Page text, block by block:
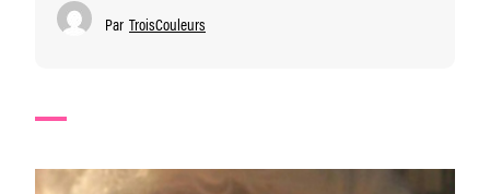
Par TroisCouleurs